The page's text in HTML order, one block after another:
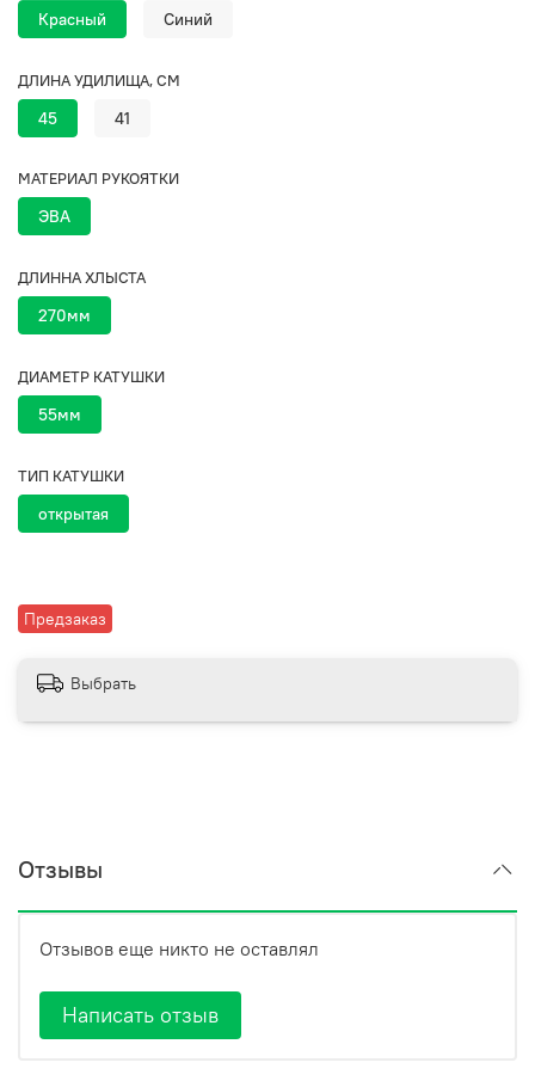
Предзаказ
Красный Синий
ДЛИНА УДИЛИЩА, СМ
45 41
МАТЕРИАЛ РУКОЯТКИ
ЭВА
ДЛИННА ХЛЫСТА
270мм
ДИАМЕТР КАТУШКИ
55мм
ТИП КАТУШКИ
открытая
Выбрать
Отзывы
Отзывов еще никто не оставлял
Написать отзыв